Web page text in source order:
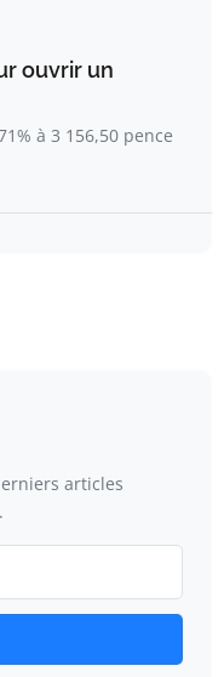
ouvrir un
à 3 156,50 pence
articles